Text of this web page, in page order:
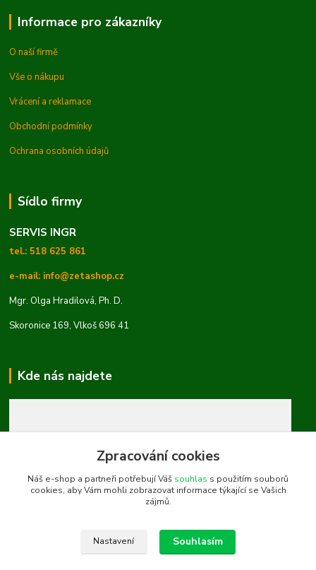
Informace pro zákazníky
O naší firmě
Vše o nákupu
Vrácení a reklamace
Obchodní podmínky
Ochrana osobních údajů
Sídlo firmy
SERVIS INGR
tel.: 518 625 861
e-mail: info@zetashop.cz
Mgr. Olga Hradilová, Ph. D.
Skoronice 169, Vlkoš 696 41
Kde nás najdete
Zpracování cookies
Náš e-shop a partneři potřebují Váš souhlas s použitím souborů
cookies, aby Vám mohli zobrazovat informace týkající se Vašich
zájmů.
Nastavení Souhlasím